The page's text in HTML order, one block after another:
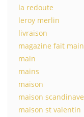
la redoute
leroy merlin
livraison
magazine fait main
main
mains
maison
maison scandinave
maison st valentin